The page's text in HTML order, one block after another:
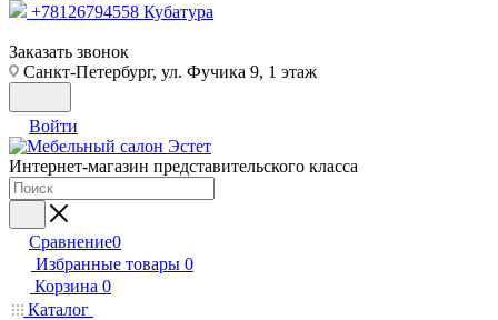
+78126794558 Кубатура
Заказать звонок
Санкт-Петербург, ул. Фучика 9, 1 этаж
Войти
Интернет-магазин представительского класса
Сравнение0
Избранные товары 0
Корзина 0
Каталог